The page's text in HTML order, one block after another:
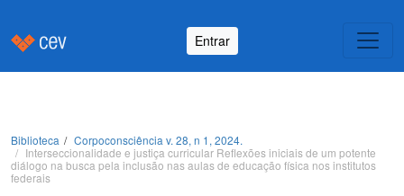
Entrar
Biblioteca
Corpoconsciência v. 28, n 1, 2024.
Interseccionalidade e justiça curricular Reflexões iniciais de um potente
diálogo na busca pela inclusão nas aulas de educação física nos institutos
federais